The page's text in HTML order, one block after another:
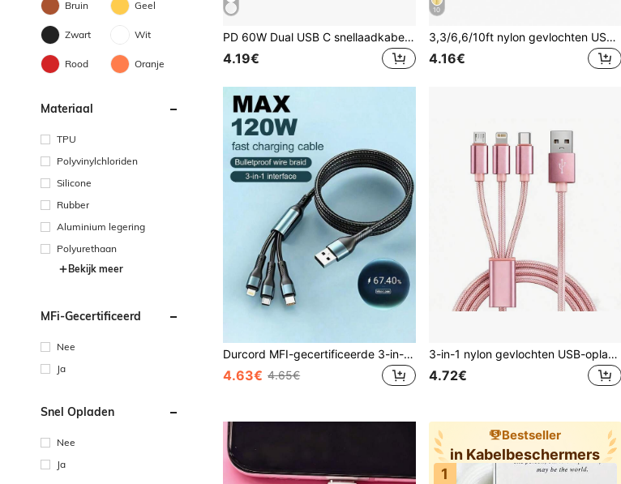
Bruin Geel
Zwart Wit
Rood Oranje
Materiaal
TPU
Polyvinylchloriden
Silicone
Rubber
Aluminium legering
Polyurethaan
Bekijk meer
MFi-Gecertificeerd
Nee
Ja
Snel Opladen
Nee
Ja
PD 60W Dual USB C snellaadkabel voor iPhone 17/16/15 Pro Max Plus en POCO. Type C naar Type C snellader, gevlochten kabel, datakabel met doos.
4.19€
10
3,3/6,6/10ft nylon gevlochten USB-C naar Type-C snellaadkabel, compatibel met iPhone 17/16/15, Android-telefoons, geschikt voor binnen/buiten/reizen en autogebruik, ondersteunt snelladen
4.16€
Durcord MFI-gecertificeerde 3-in-1 multifunctionele oplaadkabel, tot 120W, ondersteunt Type-C snelladen, perfect voor iPhone, Android-telefoons en tablets, compatibel met iPhone 16/15/14/13/12/11, S24/S23/S22/S21 en meer
4.63€ 4.65€
3-in-1 nylon gevlochten USB-oplaadkabel, universele snellaad-USB naar Lightning/Type-C/Micro USB-connector, compatibel met Samsung en meer apparaten, 3-in-1 snellaad-USB-datakabel, multifunctionele USB-snellaadkabel, kleurrijke Type-C/Micro-oplaadkabel, supersnelle datakabel
4.72€
Bestseller
in Kabelbeschermers
1